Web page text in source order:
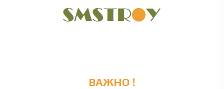
ВАЖНО !